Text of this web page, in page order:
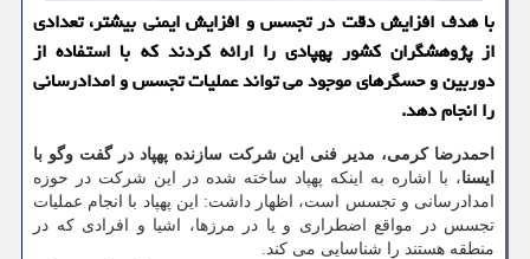
با هدف افزایش دقت در تجسس و افزایش ایمنی بیشتر، تعدادی
از پژوهشگران كشور پهپادی را ارائه كردند كه با استفاده از
دوربین و حسگرهای موجود می تواند عملیات تجسس و امدادرسانی
را انجام دهد.
احمدرضا کرمی، مدیر فنی این شرکت سازنده پهپاد در گفت وگو با
ایسنا، با اشاره به اینکه پهپاد ساخته شده در این شرکت در حوزه
امدادرسانی و تجسس است، اظهار داشت: این پهپاد با انجام عملیات
تجسس در مواقع اضطراری و یا در مرزها، اشیا و افرادی که در
منطقه هستند را شناسایی می کند.